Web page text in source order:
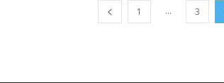
1 ... 3